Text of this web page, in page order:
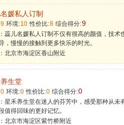
媛私人订制
9 环境:10 性价比:8 综合得分:9
蕊儿名媛私人订制不仅有很高的颜值，技
，慢慢的接触到更多快乐的时光。
北京市海淀区香山附近
生堂
0 环境:0 性价比:0 综合得分:0
星禾养生堂在迷人的芬芳中，感受那种从
值得回味的更好记忆。
北京市海淀区紫竹桥附近